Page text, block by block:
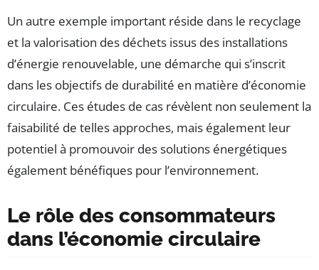
Un autre exemple important réside dans le recyclage
et la valorisation des déchets issus des installations
d’énergie renouvelable, une démarche qui s’inscrit
dans les objectifs de durabilité en matière d’économie
circulaire. Ces études de cas révèlent non seulement la
faisabilité de telles approches, mais également leur
potentiel à promouvoir des solutions énergétiques
également bénéfiques pour l’environnement.
Le rôle des consommateurs
dans l’économie circulaire